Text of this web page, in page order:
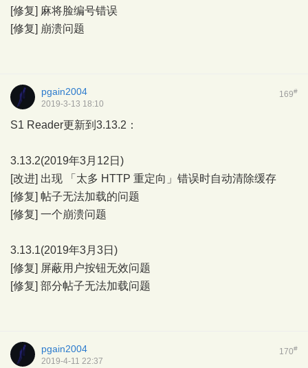
[修复] 麻将脸编号错误
[修复] 崩溃问题
169#
pgain2004
2019-3-13 18:10
S1 Reader更新到3.13.2：
3.13.2(2019年3月12日)
[改进] 出现 「太多 HTTP 重定向」错误时自动清除缓存
[修复] 帖子无法加载的问题
[修复] 一个崩溃问题
3.13.1(2019年3月3日)
[修复] 屏蔽用户按钮无效问题
[修复] 部分帖子无法加载问题
170#
pgain2004
2019-4-11 22:37